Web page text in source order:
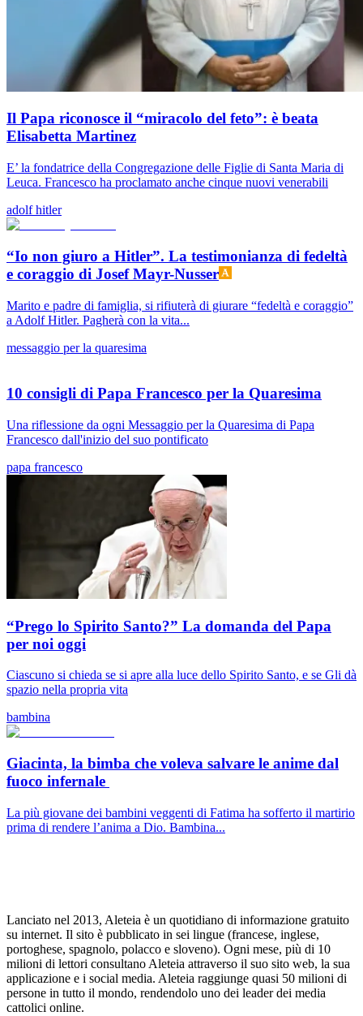
Il Papa riconosce il “miracolo del feto”: è beata
Elisabetta Martinez
E’ la fondatrice della Congregazione delle Figlie di Santa Maria di
Leuca. Francesco ha proclamato anche cinque nuovi venerabili
adolf hitler
“Io non giuro a Hitler”. La testimonianza di fedeltà
e coraggio di Josef Mayr-Nusser
Marito e padre di famiglia, si rifiuterà di giurare “fedeltà e coraggio”
a Adolf Hitler. Pagherà con la vita...
messaggio per la quaresima
10 consigli di Papa Francesco per la Quaresima
Una riflessione da ogni Messaggio per la Quaresima di Papa
Francesco dall'inizio del suo pontificato
papa francesco
“Prego lo Spirito Santo?” La domanda del Papa
per noi oggi
Ciascuno si chieda se si apre alla luce dello Spirito Santo, e se Gli dà
spazio nella propria vita
bambina
Giacinta, la bimba che voleva salvare le anime dal
fuoco infernale
La più giovane dei bambini veggenti di Fatima ha sofferto il martirio
prima di rendere l’anima a Dio. Bambina...
Lanciato nel 2013, Aleteia è un quotidiano di informazione gratuito
su internet. Il sito è pubblicato in sei lingue (francese, inglese,
portoghese, spagnolo, polacco e sloveno). Ogni mese, più di 10
milioni di lettori consultano Aleteia attraverso il suo sito web, la sua
applicazione e i social media. Aleteia raggiunge quasi 50 milioni di
persone in tutto il mondo, rendendolo uno dei leader dei media
cattolici online.